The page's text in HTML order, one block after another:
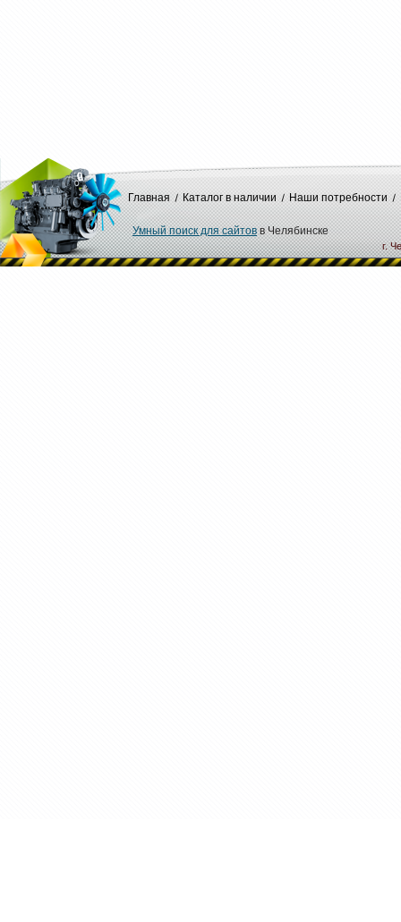
Главная Каталог в наличии Наши потребности
Умный поиск для сайтовв Челябинске
г.